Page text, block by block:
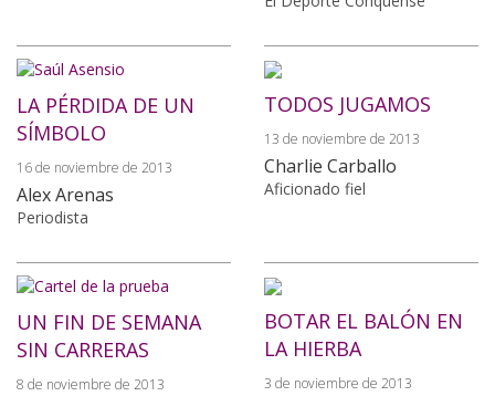
LA PÉRDIDA DE UN
SÍMBOLO
16 de noviembre de 2013
Alex Arenas
Periodista
TODOS JUGAMOS
13 de noviembre de 2013
Charlie Carballo
Aficionado fiel
UN FIN DE SEMANA
SIN CARRERAS
8 de noviembre de 2013
BOTAR EL BALÓN EN
LA HIERBA
3 de noviembre de 2013